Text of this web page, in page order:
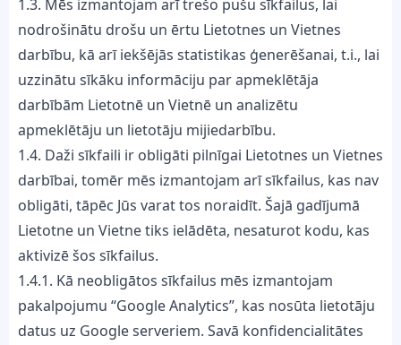
1.3. Mēs izmantojam arī trešo pušu sīkfailus, lai
nodrošinātu drošu un ērtu Lietotnes un Vietnes
darbību, kā arī iekšējās statistikas ģenerēšanai, t.i., lai
uzzinātu sīkāku informāciju par apmeklētāja
darbībām Lietotnē un Vietnē un analizētu
apmeklētāju un lietotāju mijiedarbību.
1.4. Daži sīkfaili ir obligāti pilnīgai Lietotnes un Vietnes
darbībai, tomēr mēs izmantojam arī sīkfailus, kas nav
obligāti, tāpēc Jūs varat tos noraidīt. Šajā gadījumā
Lietotne un Vietne tiks ielādēta, nesaturot kodu, kas
aktivizē šos sīkfailus.
1.4.1. Kā neobligātos sīkfailus mēs izmantojam
pakalpojumu “Google Analytics”, kas nosūta lietotāju
datus uz Google serveriem. Savā konfidencialitātes